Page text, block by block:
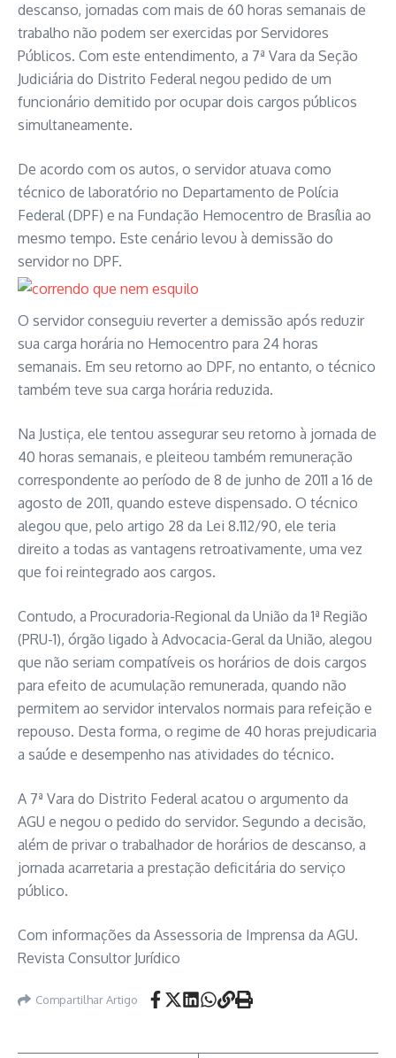
descanso, jornadas com mais de 60 horas semanais de
trabalho não podem ser exercidas por Servidores
Públicos. Com este entendimento, a 7ª Vara da Seção
Judiciária do Distrito Federal negou pedido de um
funcionário demitido por ocupar dois cargos públicos
simultaneamente.
De acordo com os autos, o servidor atuava como
técnico de laboratório no Departamento de Polícia
Federal (DPF) e na Fundação Hemocentro de Brasília ao
mesmo tempo. Este cenário levou à demissão do
servidor no DPF.
O servidor conseguiu reverter a demissão após reduzir
sua carga horária no Hemocentro para 24 horas
semanais. Em seu retorno ao DPF, no entanto, o técnico
também teve sua carga horária reduzida.
Na Justiça, ele tentou assegurar seu retorno à jornada de
40 horas semanais, e pleiteou também remuneração
correspondente ao período de 8 de junho de 2011 a 16 de
agosto de 2011, quando esteve dispensado. O técnico
alegou que, pelo artigo 28 da Lei 8.112/90, ele teria
direito a todas as vantagens retroativamente, uma vez
que foi reintegrado aos cargos.
Contudo, a Procuradoria-Regional da União da 1ª Região
(PRU-1), órgão ligado à Advocacia-Geral da União, alegou
que não seriam compatíveis os horários de dois cargos
para efeito de acumulação remunerada, quando não
permitem ao servidor intervalos normais para refeição e
repouso. Desta forma, o regime de 40 horas prejudicaria
a saúde e desempenho nas atividades do técnico.
A 7ª Vara do Distrito Federal acatou o argumento da
AGU e negou o pedido do servidor. Segundo a decisão,
além de privar o trabalhador de horários de descanso, a
jornada acarretaria a prestação deficitária do serviço
público.
Com informações da Assessoria de Imprensa da AGU.
Revista Consultor Jurídico
Compartilhar Artigo